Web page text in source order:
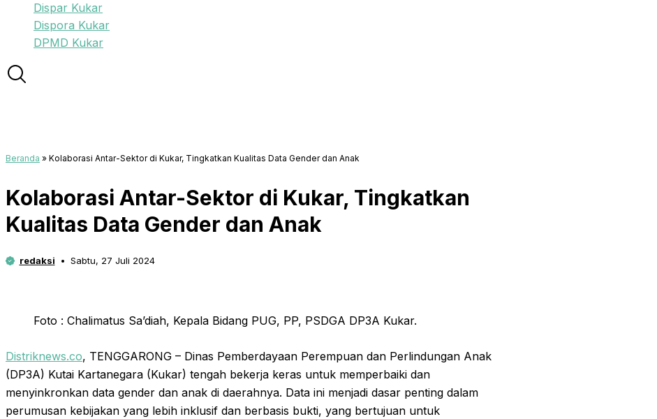
Dispar Kukar
Dispora Kukar
DPMD Kukar
Beranda » Kolaborasi Antar-Sektor di Kukar, Tingkatkan Kualitas Data Gender dan Anak
Kolaborasi Antar-Sektor di Kukar, Tingkatkan
Kualitas Data Gender dan Anak
redaksi Sabtu, 27 Juli 2024
Foto : Chalimatus Sa’diah, Kepala Bidang PUG, PP, PSDGA DP3A Kukar.
Distriknews.co, TENGGARONG – Dinas Pemberdayaan Perempuan dan Perlindungan Anak
(DP3A) Kutai Kartanegara (Kukar) tengah bekerja keras untuk memperbaiki dan
menyinkronkan data gender dan anak di daerahnya. Data ini menjadi dasar penting dalam
perumusan kebijakan yang lebih inklusif dan berbasis bukti, yang bertujuan untuk